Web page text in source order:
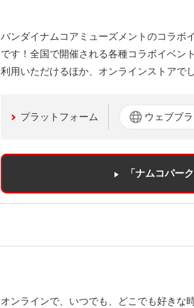
バンダイナムコアミューズメントのコラボ
です！全国で開催される各種コラボイベン
利用いただけるほか、オンラインストアで
プラットフォーム ウェブブ
「ナムコパー
オンラインで、いつでも、どこでも好きな